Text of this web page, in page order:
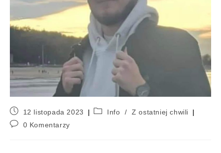
12 listopada 2023 Info /
Z ostatniej chwili
0 Komentarzy